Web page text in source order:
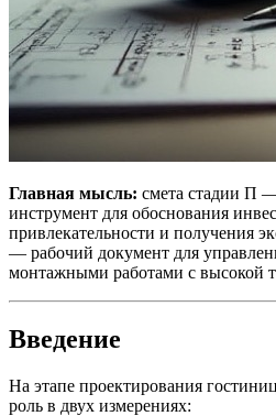
Главная мысль: смета стадии П
инструмент для обоснования
привлекательности и получения
— рабочий документ для
монтажными работами с высокой
Введение
На этапе проектирования
роль в двух измерениях: